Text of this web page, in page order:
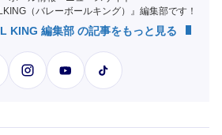
（バレーボールキング）』編集部です！
KING 編集部 の記事をもっと見る